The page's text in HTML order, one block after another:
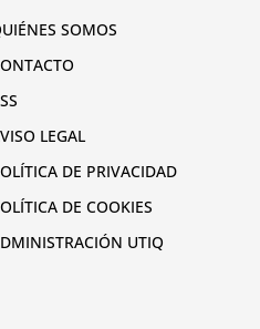
SOMOS
LEGAL
DE PRIVACIDAD
DE COOKIES
UTIQ